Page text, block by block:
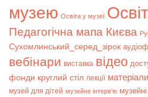
музею Освіта у музеї
Педагогічна мапа Києва
Сухомлинський_серед_зірок
вебінари виставка відео
фонди круглий стіл лекції
музей для дітей музейне інтерв’ю